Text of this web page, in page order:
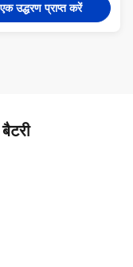
एक उद्धरण प्राप्त करें